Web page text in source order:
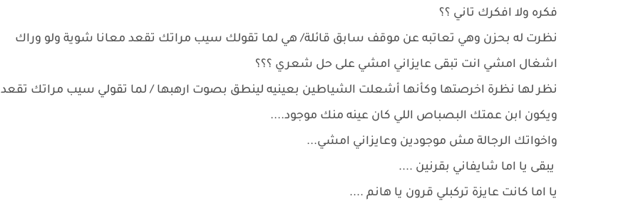
فكره ولا افكرك تاني ؟؟
نظرت له بحزن وهي تعاتبه عن موقف سابق قائلة/ هي لما تقولك سيب مراتك تقعد معانا شوية ولو وراك
اشغال امشي انت تبقى عايزاني امشي على حل شعري ؟؟؟
نظر لها نظرة اخرصتها وكأنها أشعلت الشياطين بعينيه لينطق بصوت ارهبها / لما تقولي سيب مراتك تقعد
ويكون ابن عمتك البصباص اللي كان عينه منك موجود....
واخواتك الرجالة مش موجودين وعايزاني امشي...
يبقى يا اما شايفاني بقرنين ....
يا اما كانت عايزة تركبلي قرون يا هانم ....